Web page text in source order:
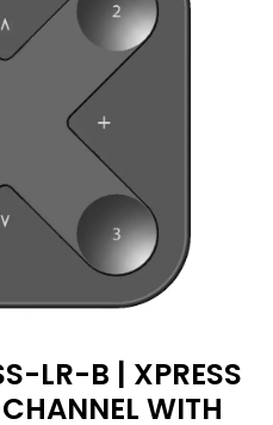
LR-B | XPRESS
WITH